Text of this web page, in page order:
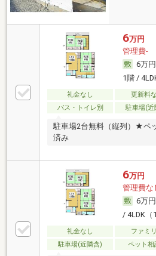
6万円
管理費-
6万円
1階 /
礼金なし 更新料
バス・トイレ別
駐車場(近
駐車場2台無料（縦列）★ペ
済み
6万円
管理費な
6万円
/ 4LDK（
礼金なし ファミ
駐車場(近隣含)
ペット相